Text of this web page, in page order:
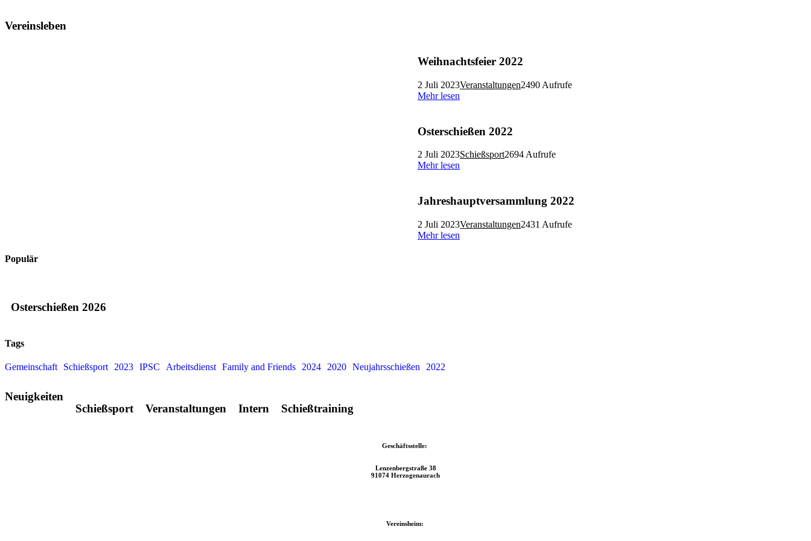
Vereinsleben
Weihnachtsfeier 2022
2 Juli 2023Veranstaltungen2490 Aufrufe
Mehr lesen
Osterschießen 2022
2 Juli 2023Schießsport2694 Aufrufe
Mehr lesen
Jahreshauptversammlung 2022
2 Juli 2023Veranstaltungen2431 Aufrufe
Mehr lesen
Populär
Osterschießen 2026
Tags
Gemeinschaft Schießsport 2023 IPSC Arbeitsdienst Family and Friends 2024 2020 Neujahrsschießen 2022
Neuigkeiten
Schießsport
Veranstaltungen Intern Schießtraining
Geschäftsstelle:
Lenzenbergstraße 38
91074 Herzogenaurach
Vereinsheim: